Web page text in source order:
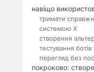
навіщо
тримати
системою X
створення
тестування ботів
перегляд без
покроково: